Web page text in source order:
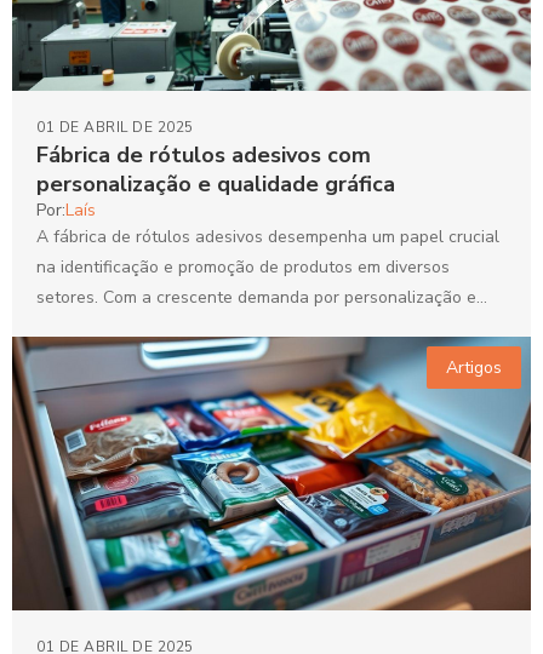
Fábrica de rótulos adesivos com
personalização e qualidade gráfica
01 DE ABRIL DE 2025
Por:Laís
A fábrica de rótulos adesivos desempenha um papel crucial
na identificação e promoção de produtos em diversos
setores. Com a crescente demanda por personalização e...
Artigos
01 DE ABRIL DE 2025